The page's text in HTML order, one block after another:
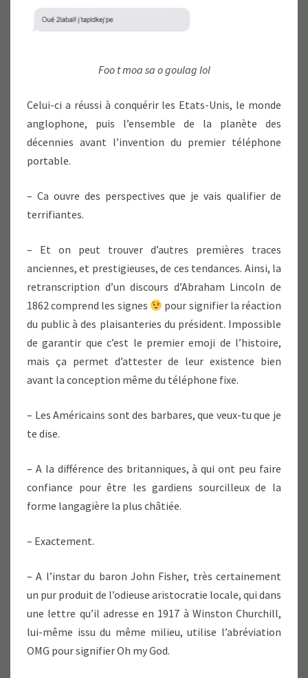
Foo t moa sa o goulag lol
Celui-ci a réussi à conquérir les Etats-Unis, le monde
anglophone, puis l’ensemble de la planète des
décennies avant l’invention du premier téléphone
portable.
– Ca ouvre des perspectives que je vais qualifier de
terrifiantes.
– Et on peut trouver d’autres premières traces
anciennes, et prestigieuses, de ces tendances. Ainsi, la
retranscription d’un discours d’Abraham Lincoln de
1862 comprend les signes
pour signifier la réaction
du public à des plaisanteries du président. Impossible
de garantir que c’est le premier emoji de l’histoire,
mais ça permet d’attester de leur existence bien
avant la conception même du téléphone fixe.
– Les Américains sont des barbares, que veux-tu que je
te dise.
– A la différence des britanniques, à qui ont peu faire
confiance pour être les gardiens sourcilleux de la
forme langagière la plus châtiée.
– Exactement.
– A l’instar du baron John Fisher, très certainement
un pur produit de l’odieuse aristocratie locale, qui dans
une lettre qu’il adresse en 1917 à Winston Churchill,
lui-même issu du même milieu, utilise l’abréviation
OMG pour signifier Oh my God.